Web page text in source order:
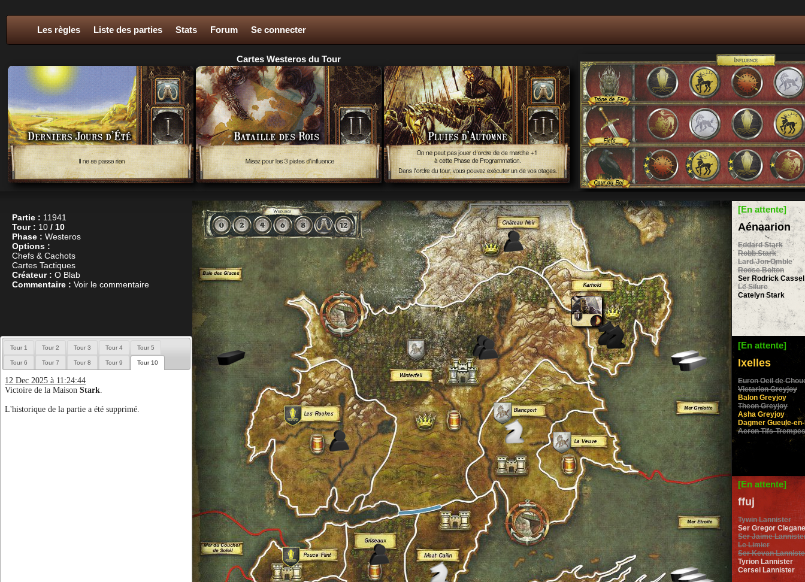
Les règles Liste des parties Stats Forum Se connecter
Cartes Westeros du Tour
Partie : 11941
Tour : 10 / 10
Phase : Westeros
Options :
Chefs & Cachots
Cartes Tactiques
Créateur : O Blab
Commentaire : Voir le commentaire
Tour 1 Tour 2 Tour 3 Tour 4 Tour 5
Tour 6 Tour 7 Tour 8 Tour 9 Tour 10
12 Dec 2025 à 11:24:44
Victoire de la Maison Stark.
L'historique de la partie a été supprimé.
[En attente]
Aénaarion
Eddard Stark
Robb Stark
Lard-Jon Omble
Roose Bolton
Ser Rodrick Cassel
Le Silure
Catelyn Stark
[En attente]
Ixelles
Euron Oeil de
Victarion Greyjoy
Balon Greyjoy
Theon Greyjoy
Asha Greyjoy
Dagmer Gueule-
Aeron Tifs-Trempes
[En attente]
ffuj
Tywin Lannister
Ser Gregor Clegane
Ser Jaime
Le Limier
Ser Kevan
Tyrion Lannister
Cersei Lannister